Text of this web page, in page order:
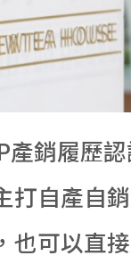
產銷履歷
打自產自
也可以直